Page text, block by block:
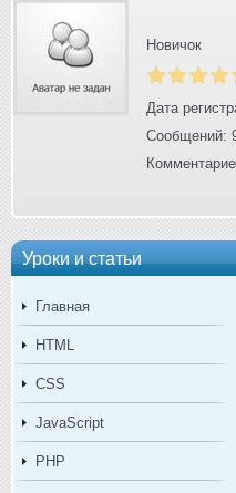
Уроки и статьи
Главная
HTML
CSS
JavaScript
PHP
Новичок
Дата
Сообщений: